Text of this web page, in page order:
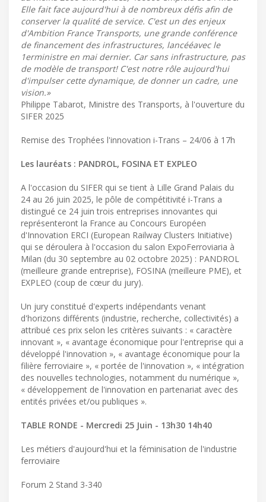
Elle fait face aujourd'hui à de nombreux défis afin de
conserver la qualité de service. C'est un des enjeux
d'Ambition France Transports, une grande conférence
de financement des infrastructures, lancééavec le
1erministre en mai dernier. Car sans infrastructure, pas
de modèle de transport! C'est notre rôle aujourd'hui
d'impulser cette dynamique, de donner un cadre, une
vision.»
Philippe Tabarot, Ministre des Transports, à l'ouverture du
SIFER 2025
Remise des Trophées l'innovation i-Trans – 24/06 à 17h
Les lauréats : PANDROL, FOSINA ET EXPLEO
A l'occasion du SIFER qui se tient à Lille Grand Palais du
24 au 26 juin 2025, le pôle de compétitivité i-Trans a
distingué ce 24 juin trois entreprises innovantes qui
représenteront la France au Concours Européen
d'Innovation ERCI (European Railway Clusters Initiative)
qui se déroulera à l'occasion du salon ExpoFerroviaria à
Milan (du 30 septembre au 02 octobre 2025) : PANDROL
(meilleure grande entreprise), FOSINA (meilleure PME), et
EXPLEO (coup de cœur du jury).
Un jury constitué d'experts indépendants venant
d'horizons différents (industrie, recherche, collectivités) a
attribué ces prix selon les critères suivants : « caractère
innovant », « avantage économique pour l'entreprise qui a
développé l'innovation », « avantage économique pour la
filière ferroviaire », « portée de l'innovation », « intégration
des nouvelles technologies, notamment du numérique »,
« développement de l'innovation en partenariat avec des
entités privées et/ou publiques ».
TABLE RONDE - Mercredi 25 Juin - 13h30 14h40
Les métiers d'aujourd'hui et la féminisation de l'industrie
ferroviaire
Forum 2 Stand 3-340